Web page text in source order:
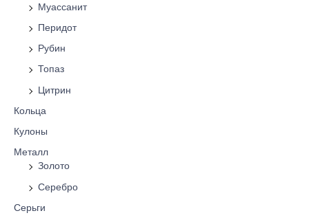
Муассанит
Перидот
Рубин
Топаз
Цитрин
Кольца
Кулоны
Металл
Золото
Серебро
Серьги